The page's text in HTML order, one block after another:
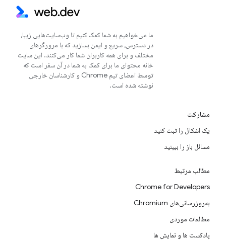
ما می‌خواهیم به شما کمک کنیم تا وب‌سایت‌هایی زیبا،
در دسترس، سریع و ایمن بسازید که با مرورگرهای
مختلف و برای همه کاربران شما کار می‌کنند. این سایت
خانه محتوای ما برای کمک به شما در آن سفر است که
توسط اعضای تیم Chrome و کارشناسان خارجی
نوشته شده است.
مشارکت
یک اشکال را ثبت کنید
مسائل باز را ببینید
مطالب مرتبط
Chrome for Developers
به‌روزرسانی‌های Chromium
مطالعات موردی
پادکست ها و نمایش ها